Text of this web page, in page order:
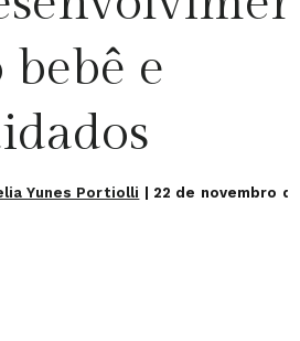
bebê e
Yunes Portiolli 22 de novembro